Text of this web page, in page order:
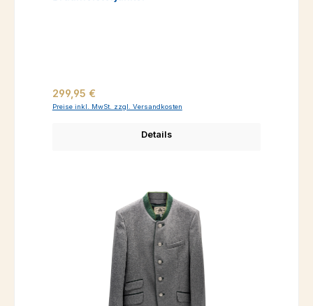
Regulärer Preis:
299,95 €
Preise inkl. MwSt. zzgl. Versandkosten
Details